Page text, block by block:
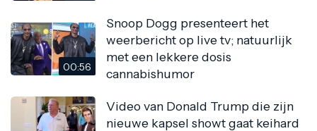
00:56
Snoop Dogg presenteert het
weerbericht op live tv; natuurlijk
met een lekkere dosis
cannabishumor
Video van Donald Trump die zijn
nieuwe kapsel showt gaat keihard